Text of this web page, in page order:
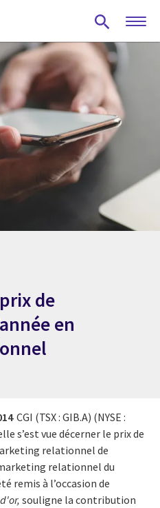
de
en
CGI (TSX : GIB.A) (NYSE :
s’est vue décerner le prix de
relationnel de
relationnel du
remis à l’occasion de
souligne la contribution